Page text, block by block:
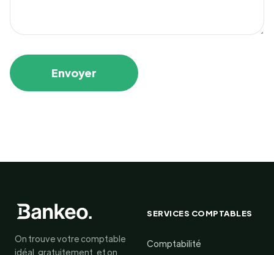
On trouve votre comptable
idéal, gratuitement, et on
SERVICES COMPTABLES
Comptabilité